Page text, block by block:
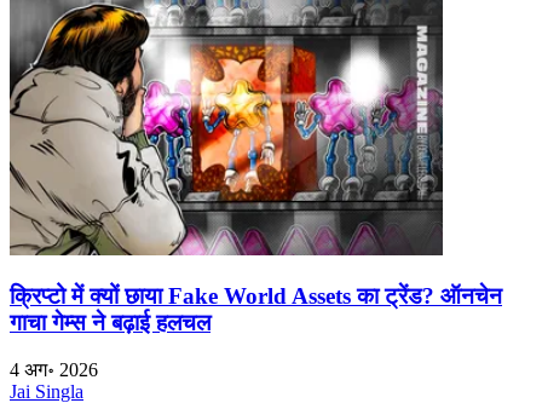
क्रिप्टो में क्यों छाया Fake World Assets का ट्रेंड? ऑनचेन
गाचा गेम्स ने बढ़ाई हलचल
4 अग॰ 2026
Jai Singla